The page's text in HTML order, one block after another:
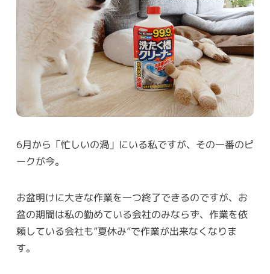
6月から「忙しいの渦」にいる私ですが、その一番のピ
ークが今。
お盆明けに大きな作業を一つ終了できるのですが、お
盆の期間は私の勤めている会社のみならず、作業を依
頼している会社も”夏休み”で作業が出来なくなりま
す。